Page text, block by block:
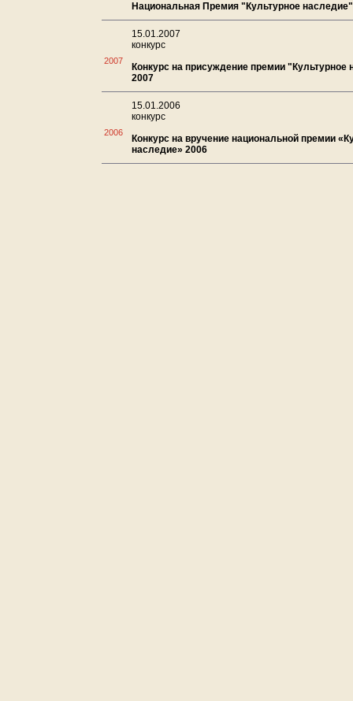
Национальная Премия "Культурное
2007
15.01.2007
конкурс
Конкурс на присуждение премии "Культурное
2007
2006
15.01.2006
конкурс
Конкурс на вручение национальной премии
наследие» 2006